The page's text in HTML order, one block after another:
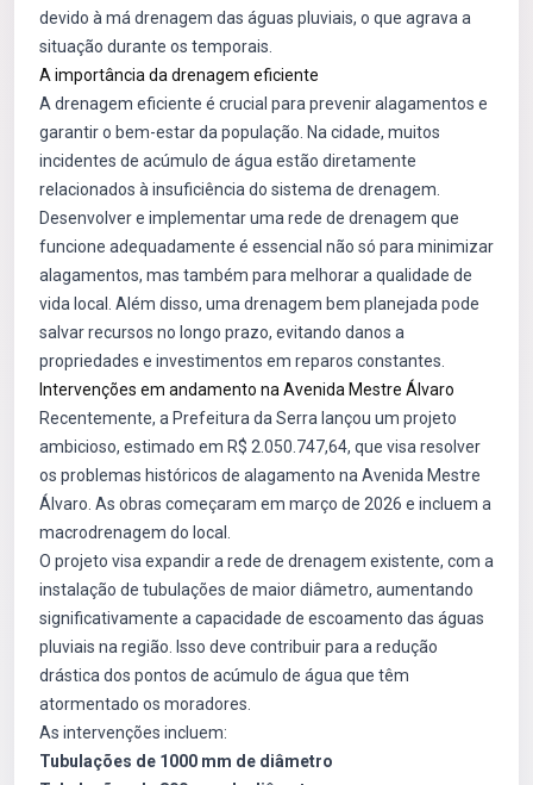
devido à má drenagem das águas pluviais, o que agrava a
situação durante os temporais.
A importância da drenagem eficiente
A drenagem eficiente é crucial para prevenir alagamentos e
garantir o bem-estar da população. Na cidade, muitos
incidentes de acúmulo de água estão diretamente
relacionados à insuficiência do sistema de drenagem.
Desenvolver e implementar uma rede de drenagem que
funcione adequadamente é essencial não só para minimizar
alagamentos, mas também para melhorar a qualidade de
vida local. Além disso, uma drenagem bem planejada pode
salvar recursos no longo prazo, evitando danos a
propriedades e investimentos em reparos constantes.
Intervenções em andamento na Avenida Mestre Álvaro
Recentemente, a Prefeitura da Serra lançou um projeto
ambicioso, estimado em R$ 2.050.747,64, que visa resolver
os problemas históricos de alagamento na Avenida Mestre
Álvaro. As obras começaram em março de 2026 e incluem a
macrodrenagem do local.
O projeto visa expandir a rede de drenagem existente, com a
instalação de tubulações de maior diâmetro, aumentando
significativamente a capacidade de escoamento das águas
pluviais na região. Isso deve contribuir para a redução
drástica dos pontos de acúmulo de água que têm
atormentado os moradores.
As intervenções incluem:
Tubulações de 1000 mm de diâmetro